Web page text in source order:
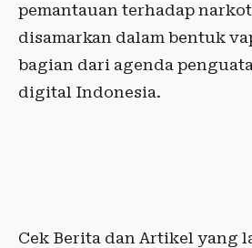
pemantauan terhadap
disamarkan dalam bentuk
bagian dari agenda
digital Indonesia.
Cek Berita dan Artikel yang